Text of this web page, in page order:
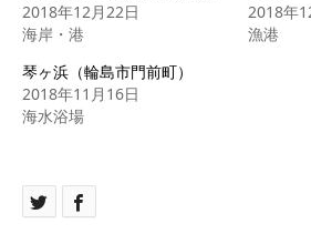
2018年12月22日
海岸・港
2018年
漁港
琴ヶ浜（輪島市門前町）
2018年11月16日
海水浴場